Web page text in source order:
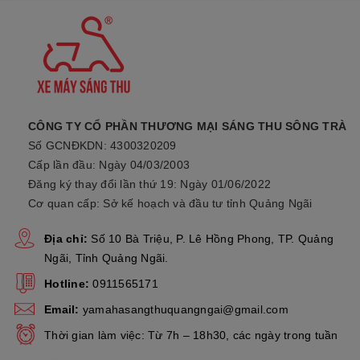
Tỷ số truyền động
Kiểu hệ thống truyền lực
Hệ thống làm mát Làm mát bằng không khí
2. Thông Tin Chi TiếtXe Yamaha
Janus Phiên Bản Tiêu Chuẩn Mẫu Mới.
Dải đèn LED định vị được tinh chỉnh cùng điểm nhấn là logo
Yamaha 3D làm bật lên chữ “I” (Tôi) trong đặc trưng thiết kế “I
(Tôi) & U (Bạn)” của Janus, đồng thời gợi lên liên tưởng đến
hình ảnh chiếc dây chuyền lấp lánh trên cổ của cô gái trẻ. Thiết
kế phần đầu xe được lấy cảm hứng từ hình ảnh của cô nàng
Gen Z trong chiếc áo choàng thời thượng.
CÔNG TY CỔ PHẦN THƯƠNG MẠI SÁNG THU SÔNG TRÀ
Số GCNĐKDN: 4300320209
Cấp lần đầu: Ngày 04/03/2003
Đăng ký thay đổi lần thứ 19: Ngày 01/06/2022
Cơ quan cấp: Sở kế hoạch và đầu tư tỉnh Quảng Ngãi
Địa chỉ: Số 10 Bà Triệu, P. Lê Hồng Phong, TP. Quảng
Ngãi, Tỉnh Quảng Ngãi.
Hotline: 0911565171
Email: yamahasangthuquangngai@gmail.com
Thời gian làm việc: Từ 7h – 18h30, các ngày trong tuần